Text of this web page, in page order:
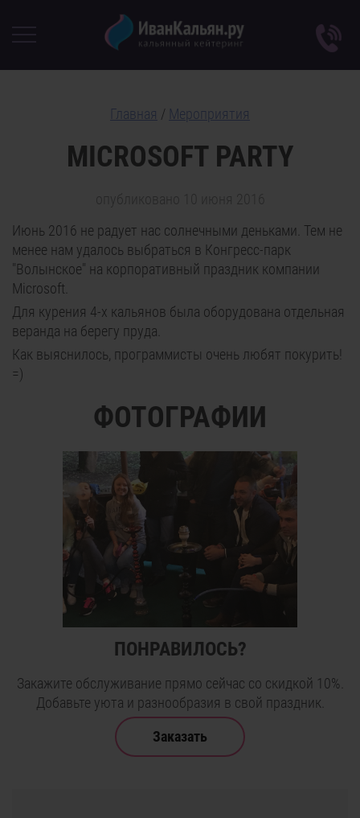
Главная / Мероприятия
MICROSOFT PARTY
Июнь 2016 не радует нас солнечными деньками. Тем не
менее нам удалось выбраться в Конгресс-парк
"Волынское" на корпоративный праздник компании
Microsoft.
Для курения 4-х кальянов была оборудована отдельная
веранда на берегу пруда.
Как выяснилось, программисты очень любят покурить!
=)
ФОТОГРАФИИ
ПОНРАВИЛОСЬ?
Закажите обслуживание прямо сейчас со скидкой 10%.
Добавьте уюта и разнообразия в свой праздник.
Заказать